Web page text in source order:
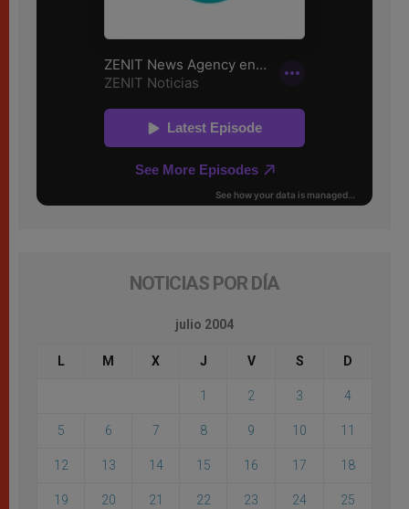
NOTICIAS POR DÍA
julio 2004
L M X J V S D
1 2 3 4
5 6 7 8 9 10 11
12 13 14 15 16 17 18
19 20 21 22 23 24 25